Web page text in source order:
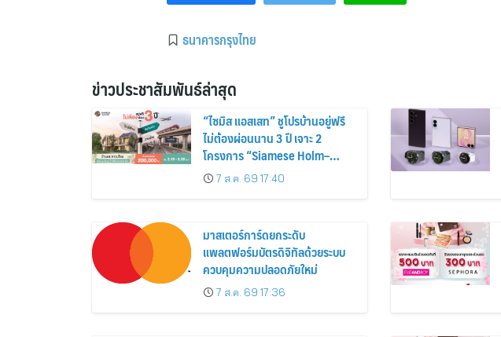
ธนาคารกรุงไทย
ข่าวประชาสัมพันธ์ล่าสุด
“ไซมิส แอสเสท” ชูโปรบ้านอยู่ฟรี
ไม่ต้องผ่อนนาน 3 ปี เจาะ 2
โครงการ “Siamese Holm–
Siamese Blossom” พร้อม
ส่วนลดและสิทธิพิเศษถึง 31
7 ส.ค. 69 17:40
มาสเตอร์การ์ดยกระดับ
แพลตฟอร์มบัตรดิจิทัลด้วยระบบ
ควบคุมความปลอดภัยใหม่
7 ส.ค. 69 17:36